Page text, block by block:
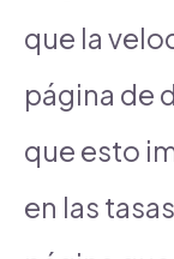
que la
página de
que esto
en las